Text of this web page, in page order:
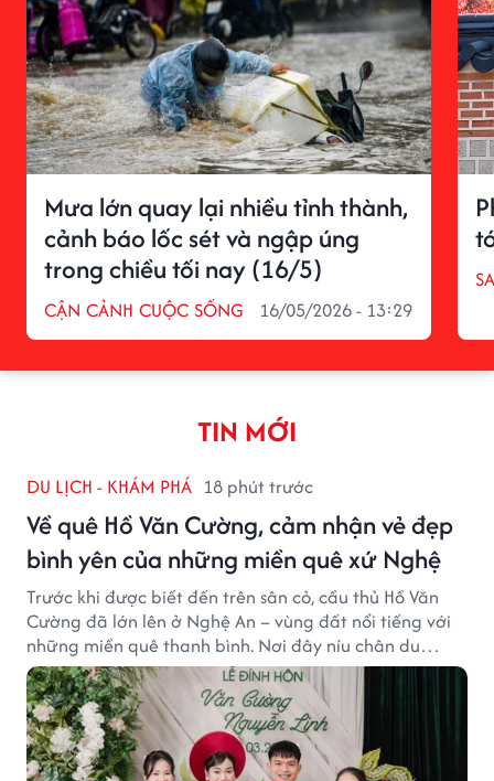
Mưa lớn quay lại nhiều tỉnh thành,
cảnh báo lốc sét và ngập úng
trong chiều tối nay (16/5)
CẬN CẢNH CUỘC SỐNG 16/05/2026 - 13:29
TIN MỚI
DU LỊCH - KHÁM PHÁ 18 phút trước
Về quê Hồ Văn Cường, cảm nhận vẻ đẹp
bình yên của những miền quê xứ Nghệ
Trước khi được biết đến trên sân cỏ, cầu thủ Hồ Văn
Cường đã lớn lên ở Nghệ An – vùng đất nổi tiếng với
những miền quê thanh bình. Nơi đây níu chân du
khách bằng cánh đồng xanh, làng quê yên ả và nhịp
sống chậm đầy bình yên.